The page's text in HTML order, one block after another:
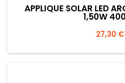
APPLIQUE SOLAR LED
1,50W
Prezzo
27,30 €